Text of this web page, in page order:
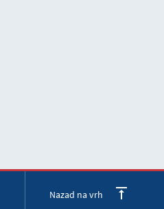
Nazad na vrh